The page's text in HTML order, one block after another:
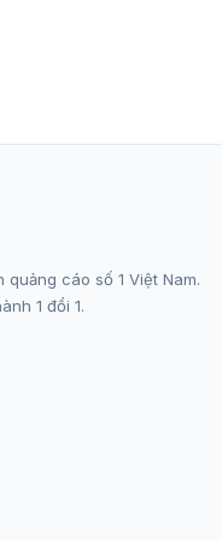
cáo số 1 Việt Nam.
1 đổi 1.